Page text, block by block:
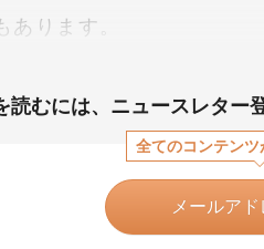
あります。
読むには、 ニュースレター
全てのコンテン
メールア